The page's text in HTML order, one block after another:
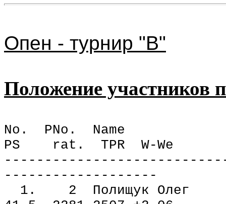
Опен - турнир "B"
Положение участников
No. PNo.
PS rat. TPR
W-We
-------------------
1. 2 Полищук